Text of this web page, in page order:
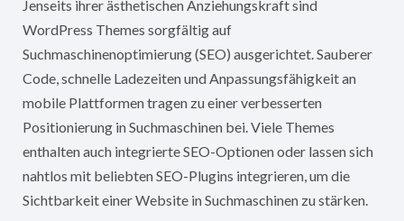
Jenseits ihrer ästhetischen Anziehungskraft sind
WordPress Themes sorgfältig auf
Suchmaschinenoptimierung (SEO) ausgerichtet. Sauberer
Code, schnelle Ladezeiten und Anpassungsfähigkeit an
mobile Plattformen tragen zu einer verbesserten
Positionierung in Suchmaschinen bei. Viele Themes
enthalten auch integrierte SEO-Optionen oder lassen sich
nahtlos mit beliebten SEO-Plugins integrieren, um die
Sichtbarkeit einer Website in Suchmaschinen zu stärken.